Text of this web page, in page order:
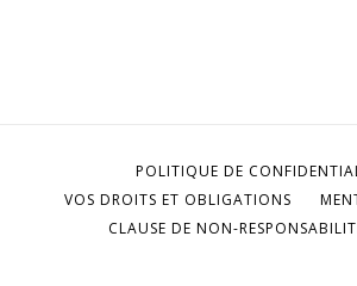
POLITIQUE DE
VOS DROITS ET OBLIGATIONS
CLAUSE DE NON-